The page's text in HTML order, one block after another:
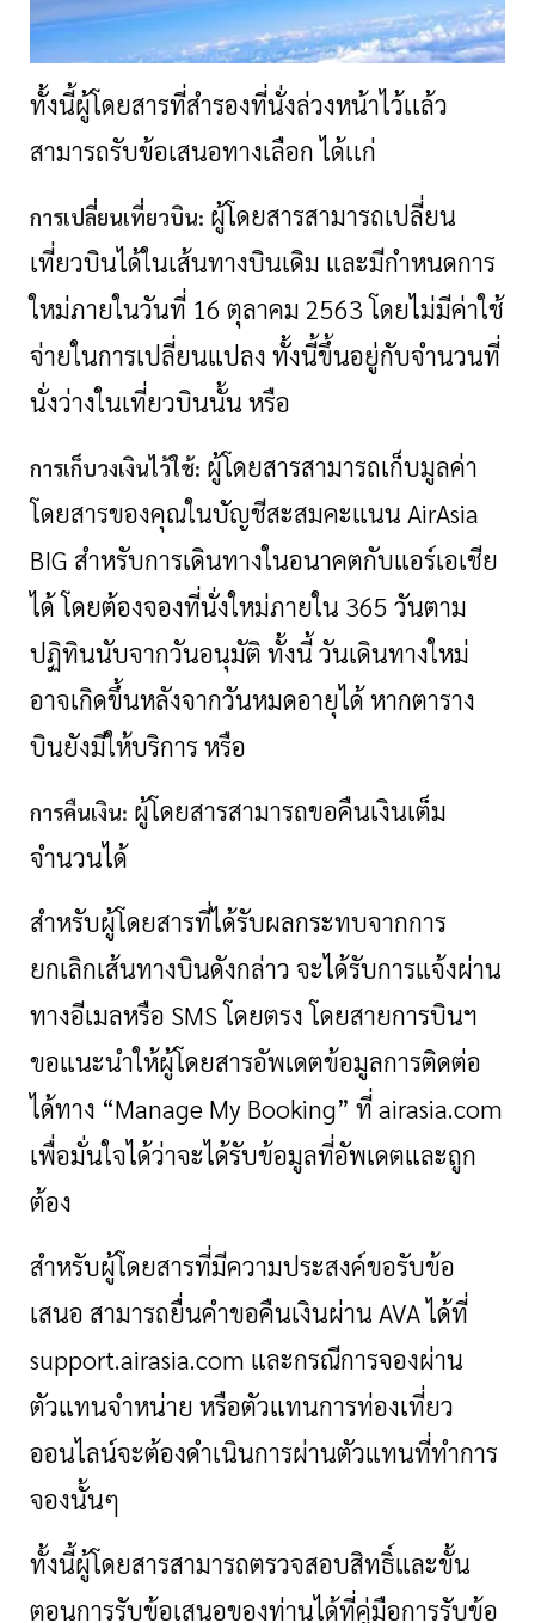
ทั้งนี้ผู้โดยสารที่สำรองที่นั่งล่วงหน้าไว้เเล้ว
สามารถรับข้อเสนอทางเลือก ได้เเก่
การเปลี่ยนเที่ยวบิน: ผู้โดยสารสามารถเปลี่ยน
เที่ยวบินได้ในเส้นทางบินเดิม และมีกำหนดการ
ใหม่ภายในวันที่ 16 ตุลาคม 2563 โดยไม่มีค่าใช้
จ่ายในการเปลี่ยนแปลง ทั้งนี้ขึ้นอยู่กับจำนวนที่
นั่งว่างในเที่ยวบินนั้น หรือ
การเก็บวงเงินไว้ใช้: ผู้โดยสารสามารถเก็บมูลค่า
โดยสารของคุณในบัญชีสะสมคะแนน AirAsia
BIG สำหรับการเดินทางในอนาคตกับแอร์เอเชีย
ได้ โดยต้องจองที่นั่งใหม่ภายใน 365 วันตาม
ปฏิทินนับจากวันอนุมัติ ทั้งนี้ วันเดินทางใหม่
อาจเกิดขึ้นหลังจากวันหมดอายุได้ หากตาราง
บินยังมีให้บริการ หรือ
การคืนเงิน: ผู้โดยสารสามารถขอคืนเงินเต็ม
จำนวนได้
สำหรับผู้โดยสารที่ได้รับผลกระทบจากการ
ยกเลิกเส้นทางบินดังกล่าว จะได้รับการแจ้งผ่าน
ทางอีเมลหรือ SMS โดยตรง โดยสายการบินฯ
ขอแนะนำให้ผู้โดยสารอัพเดตข้อมูลการติดต่อ
ได้ทาง “Manage My Booking” ที่ airasia.com
เพื่อมั่นใจได้ว่าจะได้รับข้อมูลที่อัพเดตและถูก
ต้อง
สำหรับผู้โดยสารที่มีความประสงค์ขอรับข้อ
เสนอ สามารถยื่นคำขอคืนเงินผ่าน AVA ได้ที่
support.airasia.com และกรณีการจองผ่าน
ตัวแทนจำหน่าย หรือตัวแทนการท่องเที่ยว
ออนไลน์จะต้องดำเนินการผ่านตัวแทนที่ทำการ
จองนั้นๆ
ทั้งนี้ผู้โดยสารสามารถตรวจสอบสิทธิ์และขั้น
ตอนการรับข้อเสนอของท่านได้ที่คู่มือการรับข้อ